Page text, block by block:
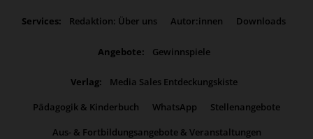
Services: Redaktion: Über uns Autor:innen Downloads
Angebote: Gewinnspiele
Verlag:
Media Sales Entdeckungskiste
Pädagogik & Kinderbuch
WhatsApp
Stellenangebote
Aus- & Fortbildungsangebote & Veranstaltungen